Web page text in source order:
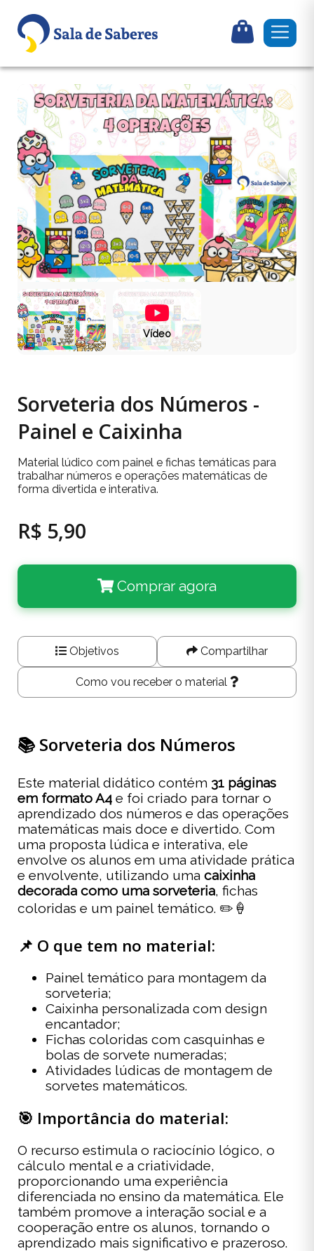
Vídeo
Sorveteria dos Números -
Painel e Caixinha
Material lúdico com painel e fichas temáticas para
trabalhar números e operações matemáticas de
forma divertida e interativa.
R$ 5,90
Comprar agora
Objetivos Compartilhar
Como vou receber o material
📚 Sorveteria dos Números
Este material didático contém 31 páginas
em formato A4 e foi criado para tornar o
aprendizado dos números e das operações
matemáticas mais doce e divertido. Com
uma proposta lúdica e interativa, ele
envolve os alunos em uma atividade prática
e envolvente, utilizando uma caixinha
decorada como uma sorveteria, fichas
coloridas e um painel temático. ✏️🍦
📌 O que tem no material:
Painel temático para montagem da
sorveteria;
Caixinha personalizada com design
encantador;
Fichas coloridas com casquinhas e
bolas de sorvete numeradas;
Atividades lúdicas de montagem de
sorvetes matemáticos.
🎯 Importância do material:
O recurso estimula o raciocínio lógico, o
cálculo mental e a criatividade,
proporcionando uma experiência
diferenciada no ensino da matemática. Ele
também promove a interação social e a
cooperação entre os alunos, tornando o
aprendizado mais significativo e prazeroso.